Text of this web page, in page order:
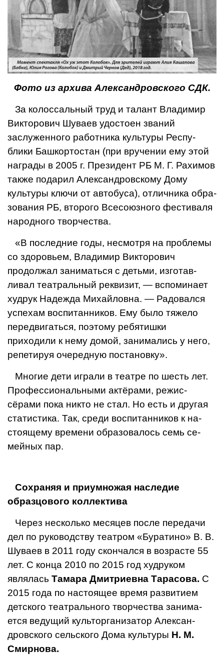
Фото из архива Александровского СДК.
За колоссальный труд и талант Влади­мир
Викторович Шуваев удостоен званий
заслуженного работника культуры Респу­
блики Башкортостан (при вручении ему этой
награды в 2005 г. Президент РБ М. Г. Рахимов
также по­дарил Александров­скому Дому
культу­ры ключи от автобу­са), отличника обра­
зования РБ, второго Всесоюзного фестиваля
народно­го творчества.
«В последние годы, несмотря на пробле­мы
со здоровьем, Владимир Викторович
продолжал занимать­ся с детьми, изготав­
ливал театральный реквизит, — вспоми­нает
худрук Надежда Михайловна. — Радо­вался
успехам воспитанников. Ему было тяжело
передвигаться, поэтому ребятишки
приходили к нему домой, занимались у него,
репетируя очередную постановку».
Многие дети играли в театре по шесть лет.
Профессиональными актёрами, режис­
сёрами пока никто не стал. Но есть и другая
статистика. Так, среди воспитанников к на­
стоящему времени образовалось семь се­
мейных пар.
Сохраняя и приумножая наследие
образцового коллектива
Через несколько месяцев после переда­чи
дел по руководству театром «Буратино» В. В.
Шуваев в 2011 году скончался в возрас­те 55
лет. С конца 2010 по 2015 год худру­ком
являлась Тамара Дмитриевна Тарасова. С
2015 года по настоящее время развитием
детского театрального творчества занима­
ется ведущий культорганизатор Алексан­
дровского сельского Дома культуры Н. М.
Смирнова.